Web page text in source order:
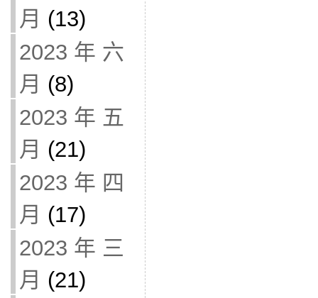
月 (13)
2023 年 六
月 (8)
2023 年 五
月 (21)
2023 年 四
月 (17)
2023 年 三
月 (21)